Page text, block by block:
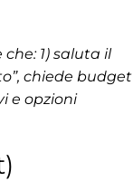
1) saluta il
chiede budget
e opzioni